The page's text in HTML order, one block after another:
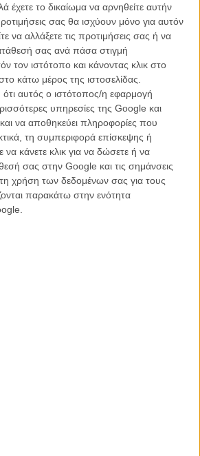
έχετε το δικαίωμα να αρνηθείτε αυτήν
σας θα ισχύουν μόνο για αυτόν
να αλλάξετε τις προτιμήσεις σας ή να
σας ανά πάσα στιγμή
τον ιστότοπο και κάνοντας κλικ στο
κάτω μέρος της ιστοσελίδας.
αυτός ο ιστότοπος/η εφαρμογή
υπηρεσίες της Google και
και να αποθηκεύει πληροφορίες που
τη συμπεριφορά επίσκεψης ή
κάνετε κλικ για να δώσετε ή να
σας στην Google και τις σημάνσεις
χρήση των δεδομένων σας για τους
παρακάτω στην ενότητα
επιστρέφει στην Ολλανδία πιστεύοντας
Ομως η πανέξυπνη γατούλα
σώζει και τον Μπρουτ από τη σαδίστρια
ξεκινούν μια μεγάλη περιπέτεια: να βρουν
σπίτι, και πίσω στην αγκαλιά της
εν μέρει στην αληθινή ιστορία μίας
της οικογένειας της στη Γαλλία,
επανεμφανίστηκε απροσδόκητα στο σπίτι
την κουρασμένη συνταγή των ζώων
για να επιστρέψουν στον
η Οδύσσεια της Μόξι έχει σπιρτάδα,
ήρωες που σε κερδίζουν και συνδέεσαι